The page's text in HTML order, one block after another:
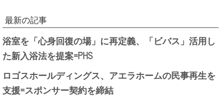
最新の記事
浴室を「心身回復の場」に再定義、「ビバス」活用し
た新入浴法を提案=PHS
ロゴスホールディングス、アエラホームの民事再生を
支援=スポンサー契約を締結